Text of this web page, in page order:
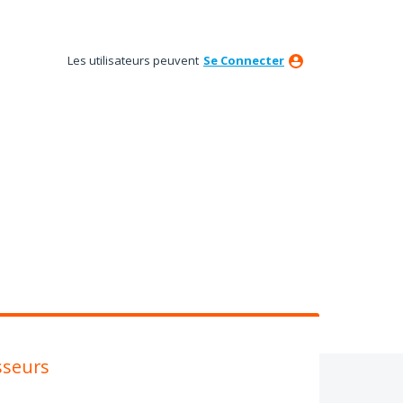
Les utilisateurs peuvent Se Connecter